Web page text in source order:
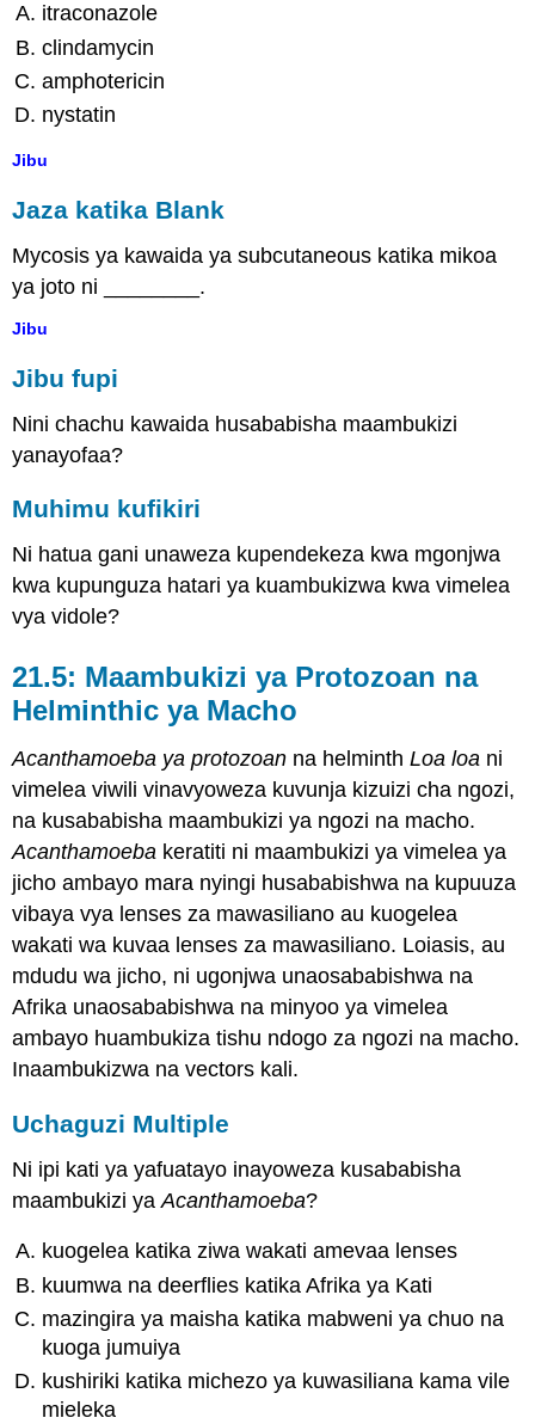
itraconazole
clindamycin
amphotericin
nystatin
Jibu
Jaza katika Blank
Mycosis ya kawaida ya subcutaneous katika mikoa
ya joto ni ________.
Jibu
Jibu fupi
Nini chachu kawaida husababisha maambukizi
yanayofaa?
Muhimu kufikiri
Ni hatua gani unaweza kupendekeza kwa mgonjwa
kwa kupunguza hatari ya kuambukizwa kwa vimelea
vya vidole?
21.5: Maambukizi ya Protozoan na
Helminthic ya Macho
Acanthamoeba ya protozoan na helminthLoa loa ni
vimelea viwili vinavyoweza kuvunja kizuizi cha ngozi,
na kusababisha maambukizi ya ngozi na macho.
Acanthamoeba keratiti ni maambukizi ya vimelea ya
jicho ambayo mara nyingi husababishwa na kupuuza
vibaya vya lenses za mawasiliano au kuogelea
wakati wa kuvaa lenses za mawasiliano. Loiasis, au
mdudu wa jicho, ni ugonjwa unaosababishwa na
Afrika unaosababishwa na minyoo ya vimelea
ambayo huambukiza tishu ndogo za ngozi na macho.
Inaambukizwa na vectors kali.
Uchaguzi Multiple
Ni ipi kati ya yafuatayo inayoweza kusababisha
maambukizi yaAcanthamoeba?
kuogelea katika ziwa wakati amevaa lenses
kuumwa na deerflies katika Afrika ya Kati
mazingira ya maisha katika mabweni ya chuo na
kuoga jumuiya
kushiriki katika michezo ya kuwasiliana kama vile
mieleka